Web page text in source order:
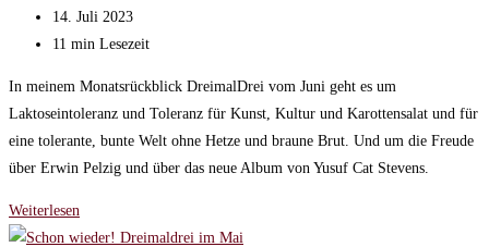
Kommentare:
Beitrag
zuletzt
14. Juli 2023
Lesedauer:
11 min Lesezeit
In meinem Monatsrückblick DreimalDrei vom Juni geht es um
Laktoseintoleranz und Toleranz für Kunst, Kultur und Karottensalat und für
eine tolerante, bunte Welt ohne Hetze und braune Brut. Und um die Freude
über Erwin Pelzig und über das neue Album von Yusuf Cat Stevens.
Weiterlesen
und